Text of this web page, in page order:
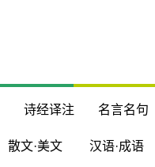
诗经译注 名言名句
散文·美文 汉语·成语